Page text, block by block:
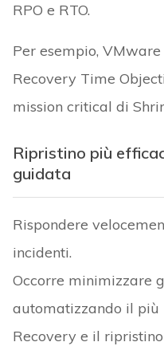
RPO e RTO.
Per esempio,
Recovery Time
mission critical di
Ripristino più
guidata
Rispondere
incidenti.
Occorre minimizzare
automatizzando il più
Recovery e il